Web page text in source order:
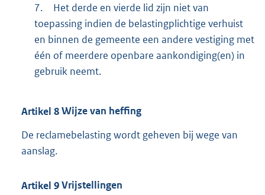
7.
Het derde en vierde lid zijn niet van
toepassing indien de belastingplichtige verhuist
en binnen de gemeente een andere vestiging met
één of meerdere openbare aankondiging(en) in
gebruik neemt.
Artikel 8Wijze van heffing
De reclamebelasting wordt geheven bij wege van
aanslag.
Artikel 9Vrijstellingen